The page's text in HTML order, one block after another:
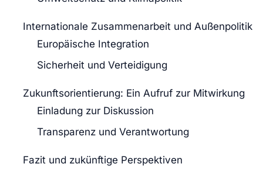
Internationale Zusammenarbeit und Außenpolitik
Europäische Integration
Sicherheit und Verteidigung
Zukunftsorientierung: Ein Aufruf zur Mitwirkung
Einladung zur Diskussion
Transparenz und Verantwortung
Fazit und zukünftige Perspektiven